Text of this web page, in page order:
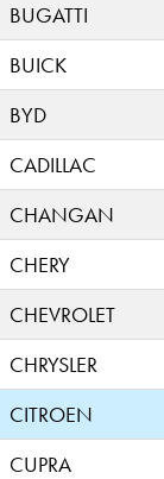
BUGATTI
BUICK
BYD
CADILLAC
CHANGAN
CHERY
CHEVROLET
CHRYSLER
CITROEN
CUPRA